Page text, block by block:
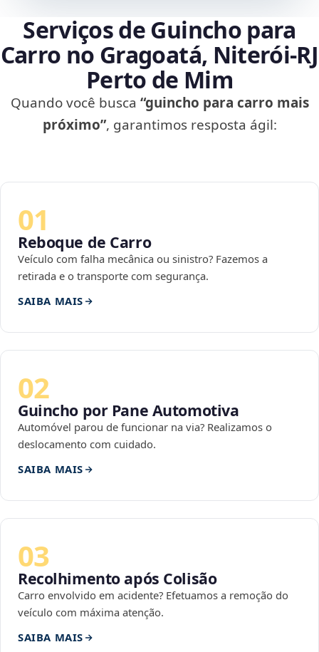
Serviços de Guincho para
Carro no Gragoatá, Niterói‑RJ
Perto de Mim
Quando você busca “guincho para carro mais
próximo”, garantimos resposta ágil:
01
Reboque de Carro
Veículo com falha mecânica ou sinistro? Fazemos a
retirada e o transporte com segurança.
SAIBA MAIS
02
Guincho por Pane Automotiva
Automóvel parou de funcionar na via? Realizamos o
deslocamento com cuidado.
SAIBA MAIS
03
Recolhimento após Colisão
Carro envolvido em acidente? Efetuamos a remoção do
veículo com máxima atenção.
SAIBA MAIS